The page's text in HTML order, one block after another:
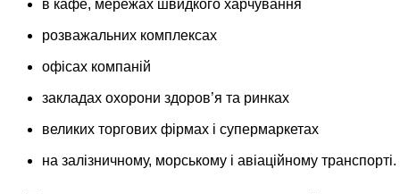
в кафе, мережах швидкого харчування
розважальних комплексах
офісах компаній
закладах охорони здоров’я та ринках
великих торгових фірмах і супермаркетах
на залізничному, морському і авіаційному транспорті.